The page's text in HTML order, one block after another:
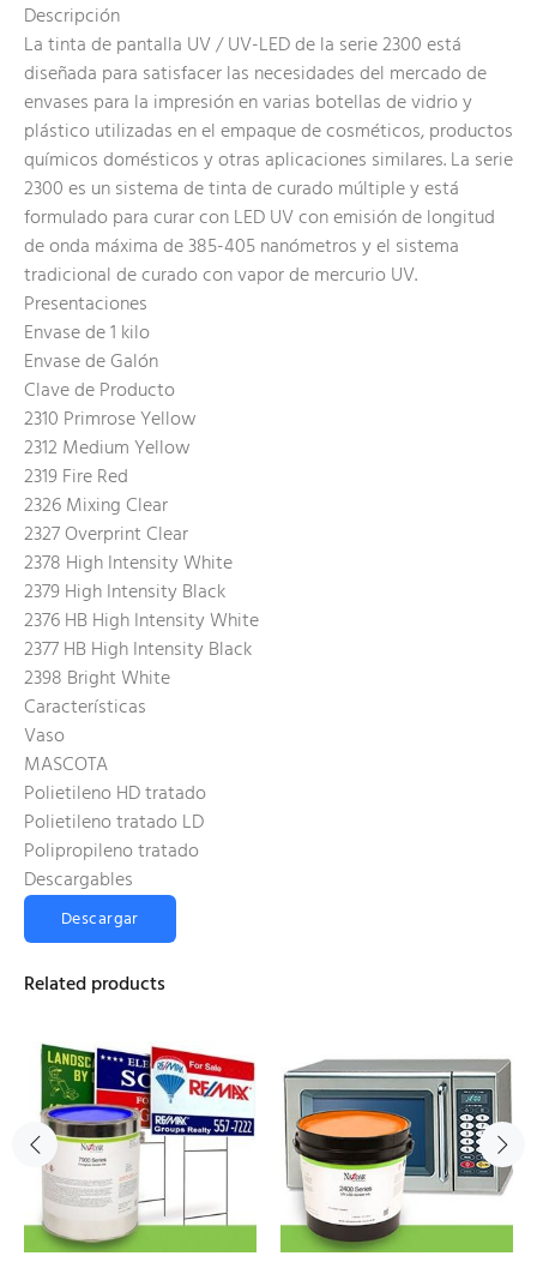
Descripción
La tinta de pantalla UV / UV-LED de la serie 2300 está
diseñada para satisfacer las necesidades del mercado de
envases para la impresión en varias botellas de vidrio y
plástico utilizadas en el empaque de cosméticos, productos
químicos domésticos y otras aplicaciones similares. La serie
2300 es un sistema de tinta de curado múltiple y está
formulado para curar con LED UV con emisión de longitud
de onda máxima de 385-405 nanómetros y el sistema
tradicional de curado con vapor de mercurio UV.
Presentaciones
Envase de 1 kilo
Envase de Galón
Clave de Producto
2310 Primrose Yellow
2312 Medium Yellow
2319 Fire Red
2326 Mixing Clear
2327 Overprint Clear
2378 High Intensity White
2379 High Intensity Black
2376 HB High Intensity White
2377 HB High Intensity Black
2398 Bright White
Características
Vaso
MASCOTA
Polietileno HD tratado
Polietileno tratado LD
Polipropileno tratado
Descargables
Descargar
Related products